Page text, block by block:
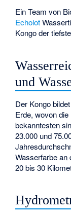
Ein Team von
Echolot
Kongo der
und
Der Kongo
Erde, wovon die
bekanntesten
23.000 und
Wasserfarbe an
20 bis 30